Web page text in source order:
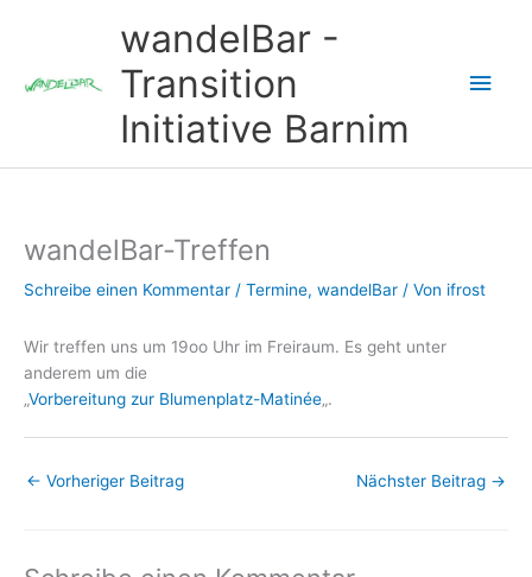
wandelBar -
Transition
Initiative Barnim
wandelBar-Treffen
Schreibe einen Kommentar / Termine, wandelBar / Von ifrost
Wir treffen uns um 19oo Uhr im Freiraum. Es geht unter
anderem um die
„Vor­be­rei­tung zur Blu­men­platz-​Ma­tinée„.
← Vorheriger Beitrag Nächster Beitrag →